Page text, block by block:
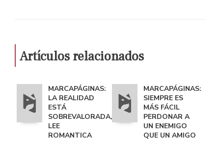
Artículos relacionados
MARCAPÁGINAS:
LA REALIDAD
ESTÁ
SOBREVALORADA,
LEE
ROMANTICA
MARCAPÁGINAS:
SIEMPRE ES
MÁS FÁCIL
PERDONAR A
UN ENEMIGO
QUE UN AMIGO